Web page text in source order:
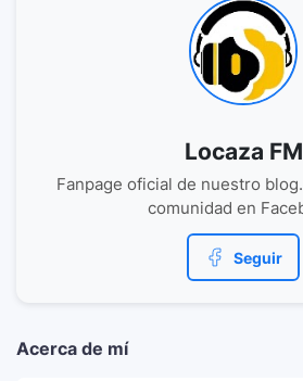
Locaza FM
Fanpage oficial de nuestro
comunidad en
Seguir
Acerca de mí